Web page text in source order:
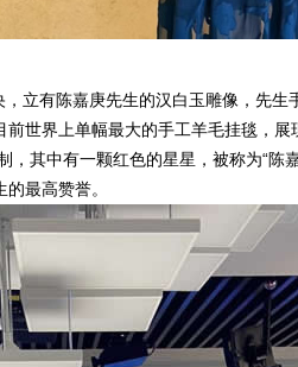
立有陈嘉庚先生的汉白玉雕像，先
世界上单幅最大的手工羊毛挂毯，展
其中有一颗红色的星星，被称为“陈
最高赞誉。